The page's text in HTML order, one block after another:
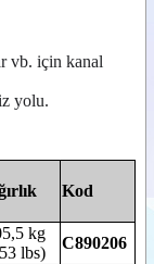
vb. için kanal
yolu.
Kod
kg
lbs)
C890206